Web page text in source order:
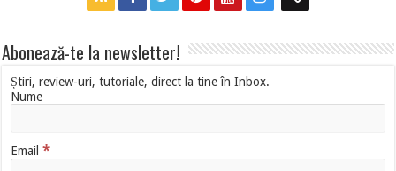
Abonează-te la newsletter!
Știri, review-uri, tutoriale, direct la tine în Inbox.
Nume
Email*